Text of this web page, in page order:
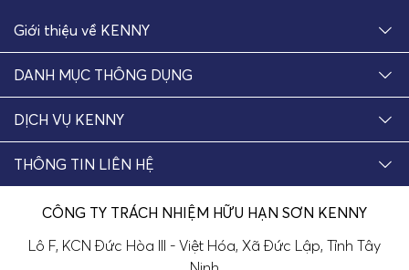
Giới thiệu về KENNY
DANH MỤC THÔNG DỤNG
DỊCH VỤ KENNY
THÔNG TIN LIÊN HỆ
CÔNG TY TRÁCH NHIỆM HỮU HẠN SƠN KENNY
Lô F, KCN Đức Hòa III - Việt Hóa, Xã Đức Lập, Tỉnh Tây